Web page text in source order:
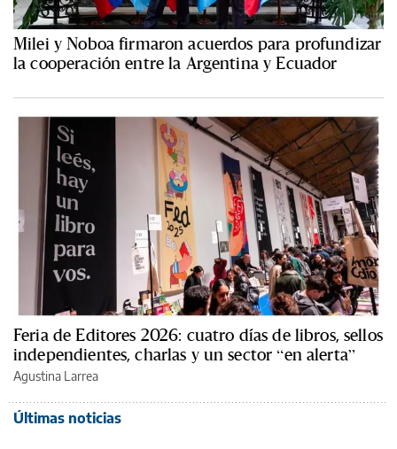
Milei y Noboa firmaron acuerdos para profundizar
la cooperación entre la Argentina y Ecuador
Feria de Editores 2026: cuatro días de libros, sellos
independientes, charlas y un sector “en alerta”
Agustina Larrea
Últimas noticias